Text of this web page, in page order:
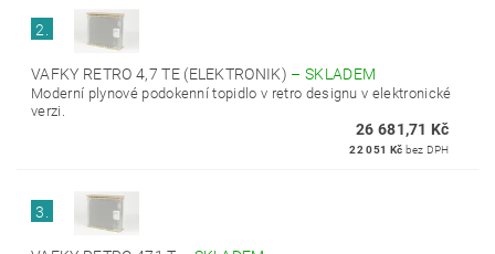
2.
VAFKY RETRO 4,7 TE (ELEKTRONIK) –SKLADEM
Moderní plynové podokenní topidlo v retro designu v elektronické
verzi.
26 681,71 Kč
22 051 Kč bez DPH
3.